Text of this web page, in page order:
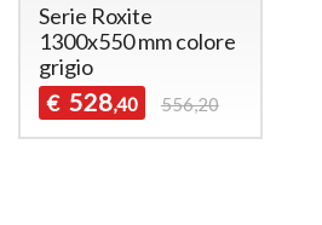
Serie Roxite
1300x550 mm colore
grigio
€ 528,40 556,20